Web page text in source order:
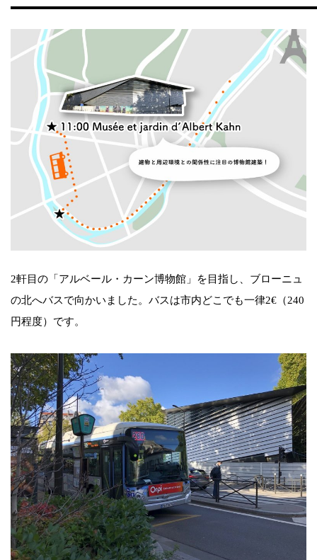
2軒目の「アルベール・カーン博物館」を目指し、ブローニュ
の北へバスで向かいました。バスは市内どこでも一律2€（240
円程度）です。